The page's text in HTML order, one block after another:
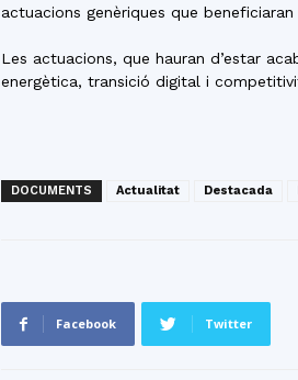
actuacions genèriques que
Les actuacions, que hauran d’estar
energètica, transició digital i
DOCUMENTS Actualitat Destacada
Facebook Twitter